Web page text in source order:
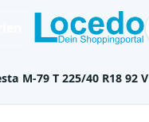
M-79 T 225/40 R18 92 V